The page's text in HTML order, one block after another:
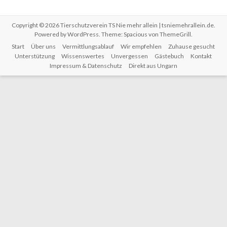
Copyright © 2026Tierschutzverein TS Nie mehr allein | tsniemehrallein.de.
Powered byWordPress. Theme: Spacious von ThemeGrill.
Start
Über uns Vermittlungsablauf Wir empfehlen
Zuhause gesucht
Unterstützung
Wissenswertes Unvergessen Gästebuch
Kontakt
Impressum & Datenschutz
Direkt aus Ungarn